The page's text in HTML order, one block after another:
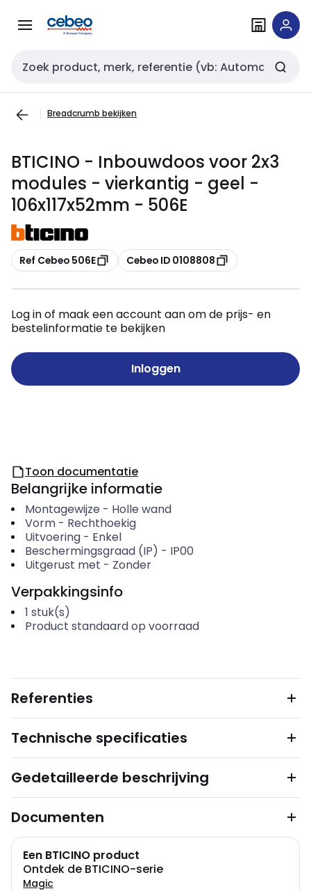
naar
naar
Zoekveld invoer
Breadcrumb bekijken
BTICINO - Inbouwdoos voor 2x3
modules - vierkantig - geel -
106x117x52mm - 506E
Kopiëren
Ref Cebeo 506E Kopiëren
Cebeo ID 0108808
Log in of maak een account aan om de prijs- en
bestelinformatie te bekijken
Inloggen
Toon documentatie
Belangrijke informatie
Montagewijze - Holle wand
Vorm- Rechthoekig
Uitvoering- Enkel
Beschermingsgraad (IP) - IP00
Uitgerust met - Zonder
Verpakkingsinfo
1 stuk(s)
Product standaard op voorraad
Referenties
Technische specificaties
Gedetailleerde beschrijving
Documenten
Een BTICINO product
Ontdek de BTICINO-serie
Magic